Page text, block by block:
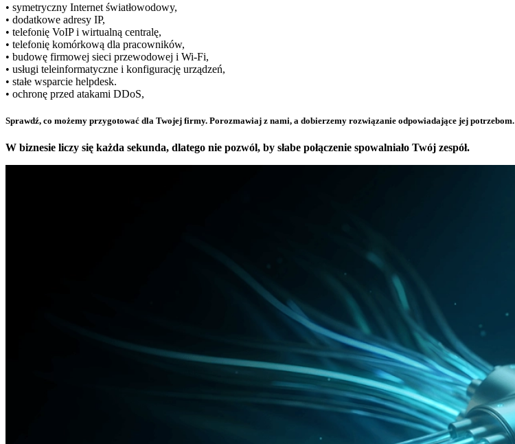
• symetryczny Internet światłowodowy,
• dodatkowe adresy IP,
• telefonię VoIP i wirtualną centralę,
• telefonię komórkową dla pracowników,
• budowę firmowej sieci przewodowej i Wi-Fi,
• usługi teleinformatyczne i konfigurację urządzeń,
• stałe wsparcie helpdesk.
• ochronę przed atakami DDoS,
Sprawdź, co możemy przygotować dla Twojej firmy. Porozmawiaj z nami, a dobierzemy rozwiązanie odpowiadające jej potrzebom.
W biznesie liczy się każda sekunda, dlatego nie pozwól, by słabe połączenie spowalniało Twój zespół.